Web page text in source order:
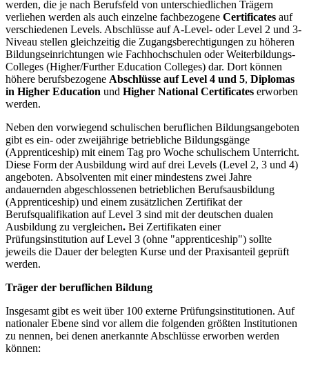
werden, die je nach Berufsfeld von unterschiedlichen Trägern
verliehen werden als auch einzelne fachbezogene Certificates auf
verschiedenen Levels. Abschlüsse auf A-Level- oder Level 2 und 3-
Niveau stellen gleichzeitig die Zugangsberechtigungen zu höheren
Bildungseinrichtungen wie Fachhochschulen oder Weiterbildungs-
Colleges (Higher/Further Education Colleges) dar. Dort können
höhere berufsbezogene Abschlüsse auf Level 4 und 5, Diplomas
in Higher Education und Higher National Certificates erworben
werden.
Neben den vorwiegend schulischen beruflichen Bildungsangeboten
gibt es ein- oder zweijährige betriebliche Bildungsgänge
(Apprenticeship) mit einem Tag pro Woche schulischem Unterricht.
Diese Form der Ausbildung wird auf drei Levels (Level 2, 3 und 4)
angeboten. Absolventen mit einer mindestens zwei Jahre
andauernden abgeschlossenen betrieblichen Berufsausbildung
(Apprenticeship) und einem zusätzlichen Zertifikat der
Berufsqualifikation auf Level 3 sind mit der deutschen dualen
Ausbildung zu vergleichen. Bei Zertifikaten einer
Prüfungsinstitution auf Level 3 (ohne "apprenticeship") sollte
jeweils die Dauer der belegten Kurse und der Praxisanteil geprüft
werden.
Träger der beruflichen Bildung
Insgesamt gibt es weit über 100 externe Prüfungsinstitutionen. Auf
nationaler Ebene sind vor allem die folgenden größten Institutionen
zu nennen, bei denen anerkannte Abschlüsse erworben werden
können: